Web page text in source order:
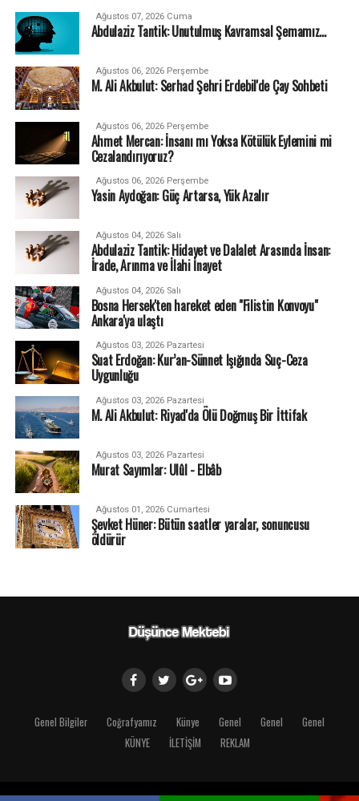
Ağustos 07, 2026 Cuma
Abdulaziz Tantik: Unutulmuş Kavramsal Şemamız…
Ağustos 06, 2026 Perşembe
M. Ali Akbulut: Serhad Şehri Erdebil'de Çay Sohbeti
Ağustos 06, 2026 Perşembe
Ahmet Mercan: İnsanı mı Yoksa Kötülük Eylemini mi
Cezalandırıyoruz?
Ağustos 06, 2026 Perşembe
Yasin Aydoğan: Güç Artarsa, Yük Azalır
Ağustos 04, 2026 Salı
Abdulaziz Tantik: Hidayet ve Dalalet Arasında İnsan:
İrade, Arınma ve İlahi İnayet
Ağustos 04, 2026 Salı
Bosna Hersek'ten hareket eden "Filistin Konvoyu"
Ankara'ya ulaştı
Ağustos 03, 2026 Pazartesi
Suat Erdoğan: Kur’an-Sünnet Işığında Suç-Ceza
Uygunluğu
Ağustos 03, 2026 Pazartesi
M. Ali Akbulut: Riyad'da Ölü Doğmuş Bir İttifak
Ağustos 03, 2026 Pazartesi
Murat Sayımlar: Ulûl - Elbâb
Ağustos 01, 2026 Cumartesi
Şevket Hüner: Bütün saatler yaralar, sonuncusu
öldürür
Genel Bilgiler Coğrafyamız Künye Genel Genel
Genel
KÜNYE
İLETİŞİM REKLAM